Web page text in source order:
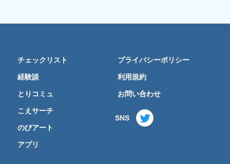
チェックリスト
経験談
とりコミュ
こえサーチ
のびアート
アプリ
プライバシーポリシー
利用規約
お問い合わせ
SNS